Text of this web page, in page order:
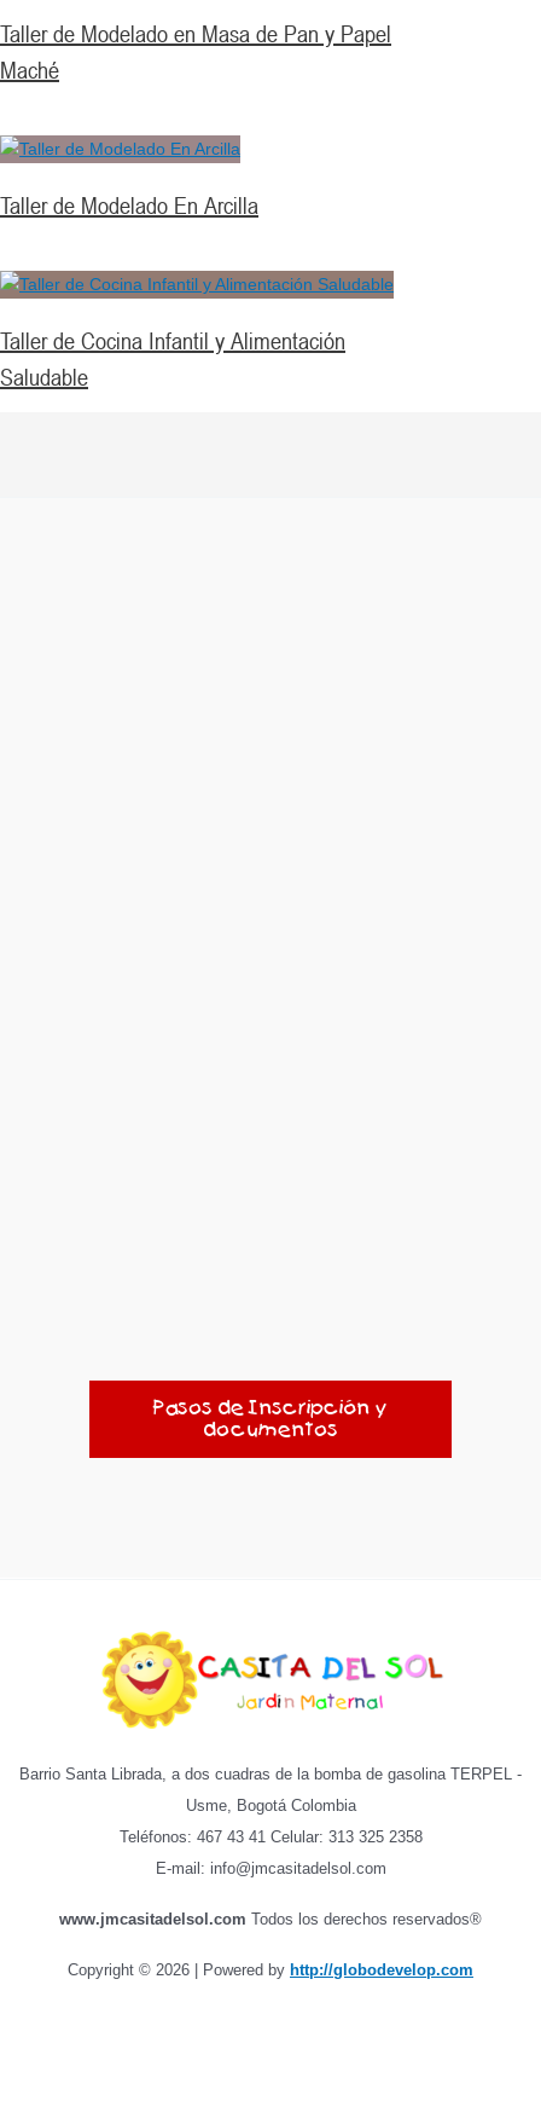
Taller de Modelado en Masa de Pan y Papel
Maché
Taller de Modelado En Arcilla
Taller de Cocina Infantil y Alimentación
Saludable
Pasos de Inscripción y
documentos
Barrio Santa Librada, a dos cuadras de la bomba de gasolina TERPEL -
Usme, Bogotá Colombia
Teléfonos: 467 43 41 Celular: 313 325 2358
E-mail: info@jmcasitadelsol.com
www.jmcasitadelsol.com Todos los derechos reservados®
Copyright © 2026 | Powered by http://globodevelop.com